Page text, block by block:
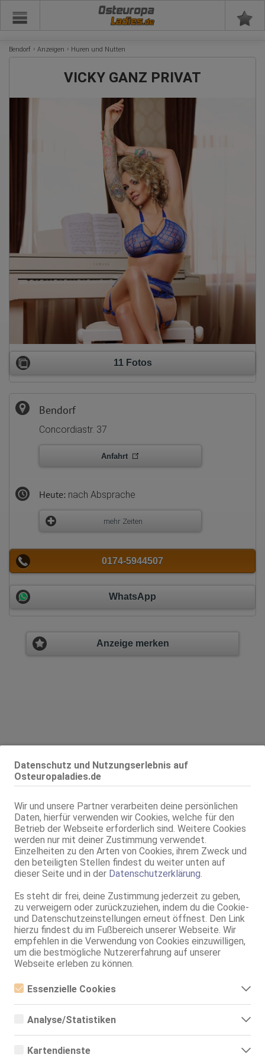
Datenschutz und Nutzungserlebnis auf
Osteuropaladies.de
Wir und unsere Partner verarbeiten deine persönlichen
Daten, hierfür verwenden wir Cookies, welche für den
Betrieb der Webseite erforderlich sind. Weitere Cookies
werden nur mit deiner Zustimmung verwendet.
Einzelheiten zu den Arten von Cookies, ihrem Zweck und
den beteiligten Stellen findest du weiter unten auf
dieser Seite und in der Datenschutzerklärung
Es steht dir frei, deine Zustimmung jederzeit zu geben,
zu verweigern oder zurückzuziehen, indem du die Cookie-
und Datenschutzeinstellungen erneut öffnest. Den Link
hierzu findest du im Fußbereich unserer Webseite. Wir
empfehlen in die Verwendung von Cookies einzuwilligen,
um die bestmögliche Nutzererfahrung auf unserer
Webseite erleben zu können.
Essenzielle Cookies
Essenzielle Cookies sind alle notwendigen Cookies, die für den
ermöglicht werden. Die Webseite kann ohne diese Cookies nicht
Analyse/Statistiken
Analyse- bzw. Statistikcookies sind Cookies, die der Analyse der
Zugriffsstatistiken dienen. Sie helfen den Webseiten-Besitzern zu
Kartendienste
Osteuropa
Bendorf Anzeigen Huren und Nutten
VICKY GANZ PRIVAT
11 Fotos
Bendorf
Concordiastr. 37
Anfahrt
Heute: nach Absprache
mehr Zeiten
0174-5944507
WhatsApp
Anzeige merken
Körpergröße: 168 cm
Oberweite: 75 E(DD), natur
Typ: osteuropäisch
KF: 38
Intimbereich: total rasiert
Haare: blond, kurz, wellig
Augen:
Haut: bräunlich
Sprachen:
Deutsch
Polnisch
Russisch
Verkehr:
GV
Service für:
Service:
Schmusen, Kuscheln